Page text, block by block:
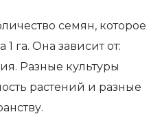
семян, которое
га. Она зависит от:
Разные культуры
растений и разные